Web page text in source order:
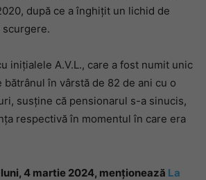
după ce a înghițit un lichid de
inițialele A.V.L., care a fost numit unic
în vârstă de 82 de ani cu o
susține că pensionarul s-a sinucis,
respectivă în momentul în care era
4 martie 2024, menționează La